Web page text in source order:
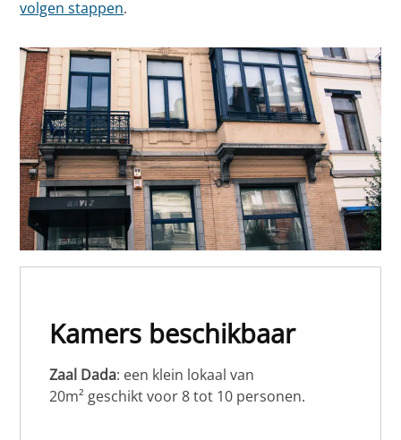
volgen stappen.
Kamers beschikbaar
Zaal Dada: een klein lokaal van
20m² geschikt voor 8 tot 10 personen.